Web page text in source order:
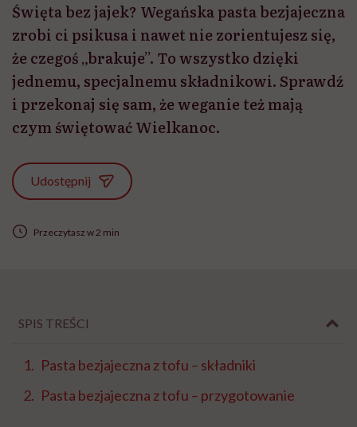
Święta bez jajek? Wegańska pasta bezjajeczna
zrobi ci psikusa i nawet nie zorientujesz się,
że czegoś „brakuje”. To wszystko dzięki
jednemu, specjalnemu składnikowi. Sprawdź
i przekonaj się sam, że weganie też mają
czym świętować Wielkanoc.
Udostępnij
Przeczytasz w 2 min
SPIS TREŚCI
Pasta bezjajeczna z tofu – składniki
Pasta bezjajeczna z tofu – przygotowanie